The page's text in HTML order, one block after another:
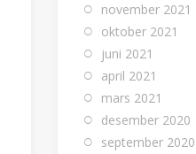
november 2021
oktober 2021
juni 2021
april 2021
mars 2021
desember 2020
september 2020